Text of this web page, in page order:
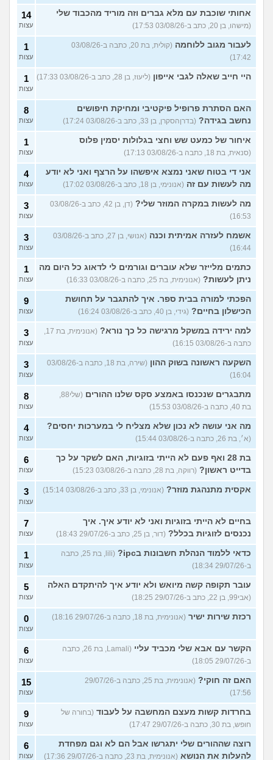
אחותי שוכבת עם מלא גברים וזה מוריד מהכבוד שלי
(מישהו, בן 20, כתב ב-03/08/26 17:53)
14
עצות
לעבור מגוב ללוחמה
(קולית, בת 20, כתבה ב-03/08/26
17:42)
1
עצות
היי חייב שאלה לגבי אייפון (ליעוז, בן 28, כתב ב-03/08/26 17:33) 1
עצות
האם הסתרת פרופיל פיקטיבי ומחיקת חיפושים
נחשב בגידה? (בדרןהסקרן, בן 33, כתב ב-03/08/26 17:24)
8
עצות
איחור של כמעט שש וחצי בגלולות יסמין פלוס
(סנאית, בת 18, כתבה ב-03/08/26 17:13)
1
עצות
אני די בטוח שאני נמצא איפשהו על הרצף ואני לא יודע
מה לעשות עם זה (אנונימי, בן 18, כתב ב-03/08/26 17:02)
4
עצות
מה לעשות במקרה המוזר שלי?
(דן, בן 42, כתב ב-03/08/26
16:53)
3
עצות
אשמח לעזרה אמיתית וכנה
(אנושי, בן 27, כתב ב-03/08/26
16:44)
3
עצות
כתמים מלייזר שלא עוברים וגורמים לי לדאוג כל היום מה
ניתן לעשות? (אנונימית, בת 25, כתבה ב-03/08/26 16:33)
1
עצות
הפכתי למורה בבית ספר. איך להתגבר על תחושת
הכישלון בחיים? (גידי, בן 40, כתב ב-03/08/26 16:24)
9
עצות
למה ירידה במשקל מרגישה כל כך נורא?
(אנונימית, בת 17,
כתבה ב-03/08/26 16:15)
3
עצות
השקעה ראשונה בשוק ההון
(שירה, בת 18, כתבה ב-03/08/26
16:04)
3
עצות
מתבגרים שנכנסו באמצע סקס שלנו ההורים
(שלי88,
בת 40, כתבה ב-03/08/26 15:53)
8
עצות
מה אני עושה לא נכון שלא מצליח לי במערכות יחסים?
(א׳, בת 26, כתבה ב-03/08/26 15:44)
4
עצות
בת 28 ואף פעם לא הייתי בזוגיות, האם לשקר על כך
בדייט ראשון? (רווקה, בת 28, כתבה ב-03/08/26 15:23)
6
עצות
אקסית מתנהגת מוזר? (אנונימי, בן 33, כתב ב-03/08/26 15:14) 3
עצות
בחיים לא הייתי בזוגיות ואני לא יודע איך. איך
נכנסים לזוגיות בכלל? (דור, בן 25, כתב ב-29/07/26 18:43)
7
עצות
כדאי ללמוד הנהלת חשבונות בipc?
(lili, בת 25, כתבה
ב-29/07/26 18:34)
1
עצות
עובר תקופה קשה מיואש ולא יודע איך להיתקדם האלה
(אבי99, בן 22, כתב ב-29/07/26 18:25)
5
עצות
רכזת שירות ישיר (אנונימית, בת 18, כתבה ב-29/07/26 18:16) 0
עצות
הקשר עם אבא שלי מכביד עליי
(Lamali, בת 26, כתבה
ב-29/07/26 18:05)
6
עצות
האם זה חוקי?
(אנונימית, בת 25, כתבה ב-29/07/26
17:56)
15
עצות
בחרדות קשות מעצם המחשבה על לעבוד (בחורה של
חופש, בת 30, כתבה ב-29/07/26 17:47)
9
עצות
רוצה שההורים שלי יתגרשו אבל הם לא וגם מפחדת
להעלות את הנושא (אנונימית, בת 23, כתבה ב-29/07/26 17:36)
6
עצות